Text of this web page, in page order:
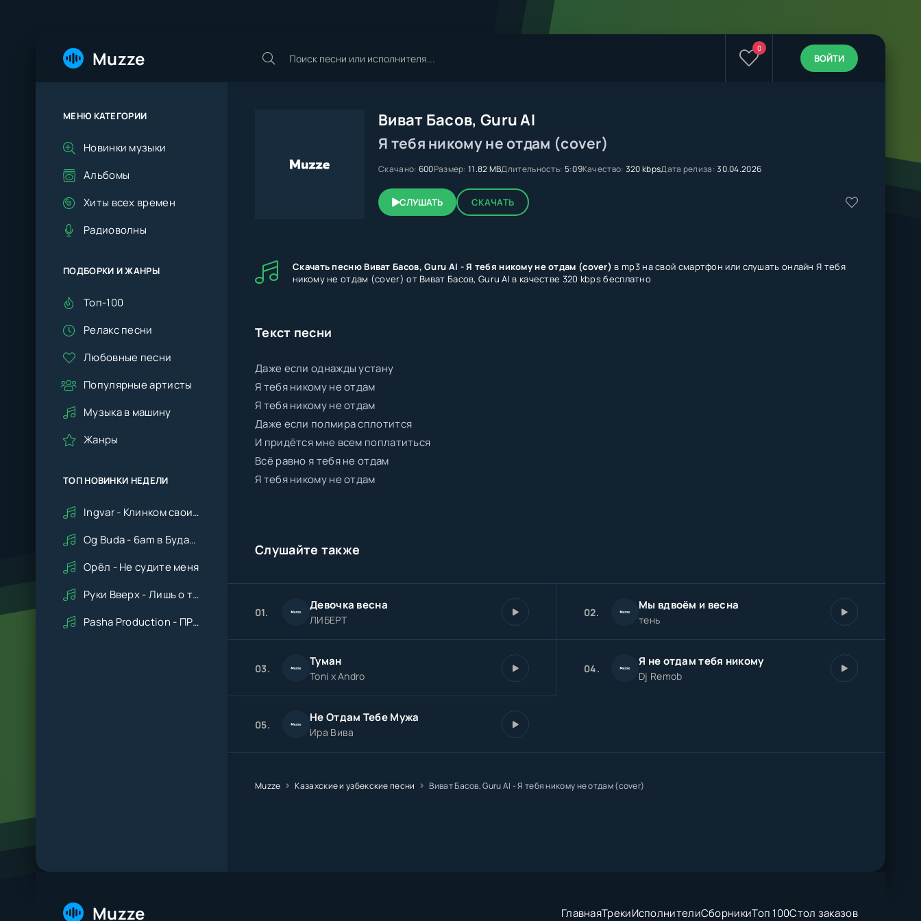
Muzze 0
ВОЙТИ
Виват Басов, Guru AI
Я тебя никому не отдам (cover)
Скачано: 600Размер: 11.82 MBДлительность: 5:09Качество: 320 kbpsДата релиза:30.04.2026
СЛУШАТЬ СКАЧАТЬ
Скачать песню Виват Басов, Guru AI - Я тебя никому не отдам (cover) в mp3 на свой смартфон или слушать онлайн Я тебя
никому не отдам (cover) от Виват Басов, Guru AI в качестве 320 kbps бесплатно
Текст песни
Даже если однажды устану
Я тебя никому не отдам
Я тебя никому не отдам
Даже если полмира сплотится
И придётся мне всем поплатиться
Всё равно я тебя не отдам
Я тебя никому не отдам
Слушайте также
01. Девочка весна
ЛИБЕРТ
02. Мы вдвоём и весна
тень
03. Туман
Toni x Andro
04. Я не отдам тебя никому
Dj Remob
05. Не Отдам Тебе Мужа
Ира Вива
Muzze Казахские и узбекские песни Виват Басов, Guru AI - Я тебя никому не отдам (cover)
МЕНЮ КАТЕГОРИИ
Новинки музыки
Альбомы
Хиты всех времен
Радиоволны
ПОДБОРКИ И ЖАНРЫ
Топ-100
Релакс песни
Любовные песни
Популярные артисты
Музыка в машину
Жанры
ТОП НОВИНКИ НЕДЕЛИ
Ingvar - Клинком своим ударишь ты по сердцу мне
Og Buda - 6am в Будапеште
Орёл - Не судите меня
Руки Вверх - Лишь о тебе мечтая (Remix cover Deep House)
Pasha Production - ПРАВДУ СКАЖИ
Muzze ГлавнаяТрекиИсполнителиСборникиТоп 100Стол заказов